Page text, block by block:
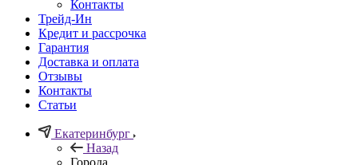
Контакты
Трейд-Ин
Кредит и рассрочка
Гарантия
Доставка и оплата
Отзывы
Контакты
Статьи
Екатеринбург
Назад
Города